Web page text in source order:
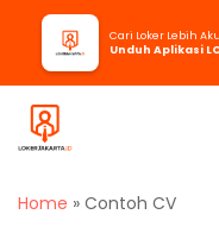
Cari Loker Lebih
Unduh Aplikasi
Home » Contoh CV